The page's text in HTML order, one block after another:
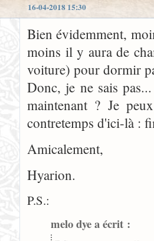
16-04-2018 15:30
Bien évidemment,
moins il y aura de
voiture) pour dormir
Donc, je ne sais
maintenant ? Je
contretemps d'ici-là :
Amicalement,
Hyarion.
P.S.:
melo dye a écrit :